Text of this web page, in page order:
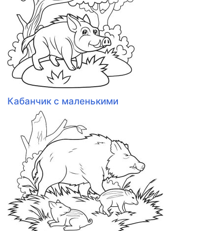
Кабанчик с маленькими